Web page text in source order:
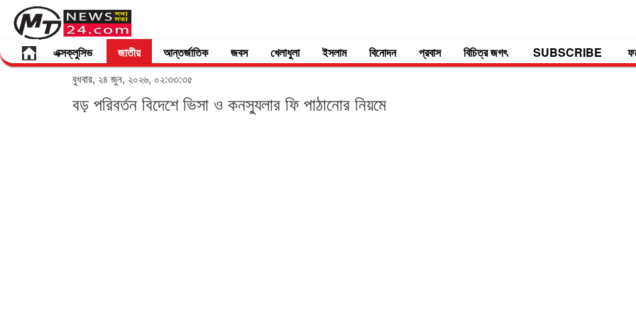
এক্সক্লুসিভ জাতীয় আন্তর্জাতিক জবস খেলাধুলা ইসলাম বিনোদন প্রবাস বিচিত্র জগৎ SUBSCRIBE
বুধবার, ২৪ জুন, ২০২৬, ০২:৩৩:৩৫
বড় পরিবর্তন বিদেশে ভিসা ও কনস্যুলার ফি পাঠানোর নিয়মে